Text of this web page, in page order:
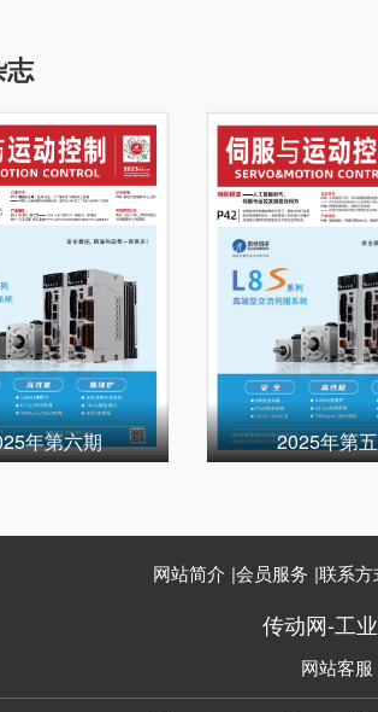
志
年第六期 2025年第
网站简介 |会员服务 |联系方
传动网-工
网站客服